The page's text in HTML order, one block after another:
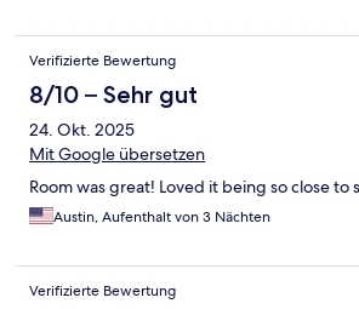
Verifizierte Bewertung
8/10 – Sehr gut
24. Okt. 2025
Mit Google übersetzen
Room was great! Loved it being so close to
Austin, Aufenthalt von 3 Nächten
Verifizierte Bewertung